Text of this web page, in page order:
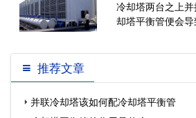
冷却塔两台之上
却塔平衡管便会
推荐文章
并联冷却塔该如何配冷却塔平衡管